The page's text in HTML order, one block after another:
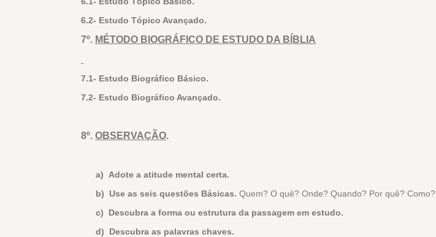
6.2- Estudo Tópico Avançado.
7º. MÉTODO BIOGRÁFICO DE ESTUDO DA BÍBLIA
7.1- Estudo Biográfico Básico.
7.2- Estudo Biográfico Avançado.
8º. OBSERVAÇÃO.
a)
Adote a atitude mental certa.
b)
Use as seis questões Básicas. Quem? O quê? Onde? Quando? Por quê? Como?
c)
Descubra a forma ou estrutura da passagem em estudo.
d)
Descubra as palavras chaves.